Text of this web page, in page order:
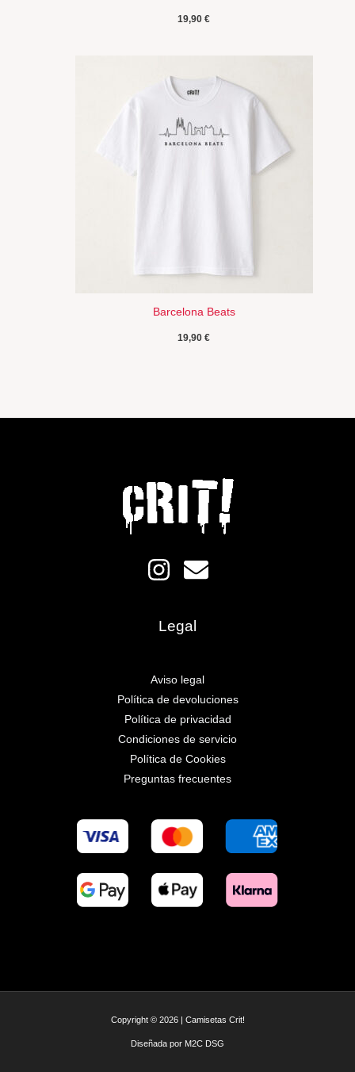
19,90€
Barcelona Beats
19,90€
Legal
Aviso legal
Política de devoluciones
Política de privacidad
Condiciones de servicio
Política de Cookies
Preguntas frecuentes
Copyright © 2026 | Camisetas Crit!
Diseñada por M2C DSG